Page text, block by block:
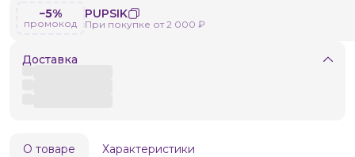
−5%
промокод
PUPSIK
При покупке от 2 000 ₽
Доставка
О товаре Характеристики